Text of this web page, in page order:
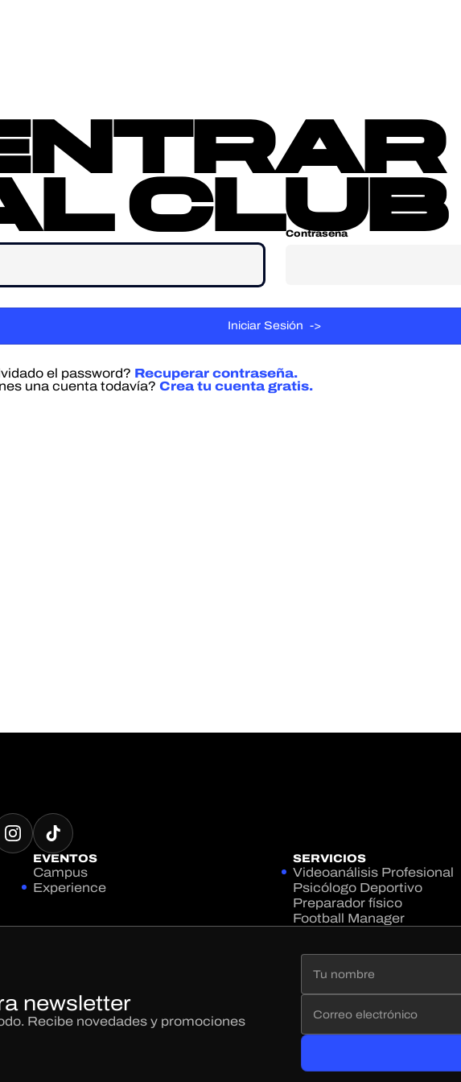
club
Contraseña
el password? Recuperar contraseña.
una cuenta todavía? Crea tu cuenta gratis.
EVENTOS
Campus
Experience
SERVICIOS
Videoanálisis Profesional
Psicólogo Deportivo
Preparador físico
Football Manager
newsletter
Recibe novedades y promociones